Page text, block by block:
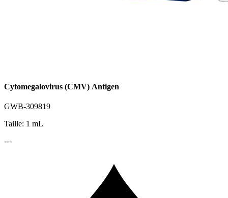
Cytomegalovirus (CMV) Antigen
GWB-309819
Taille: 1 mL
---